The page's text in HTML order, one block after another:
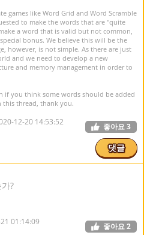
games like Word Grid and Word Scramble
to make the words that are "quite
a word that is valid but not common,
bonus. We believe this will be the
however, is not simple. As there are just
and we need to develop a new
and memory management in order to
if you think some words should be added
this thread, thank you.
12-20 14:53:52 좋아요3
댓글
가?
01:14:09 좋아요2